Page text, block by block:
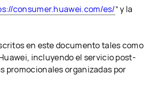
consumer.huawei.com/es/” y la
en este documento tales como
incluyendo el servicio post-
promocionales organizadas por